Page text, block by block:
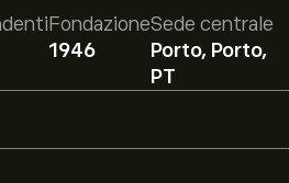
Fondazione
1946
Sede centrale
Porto, Porto,
PT